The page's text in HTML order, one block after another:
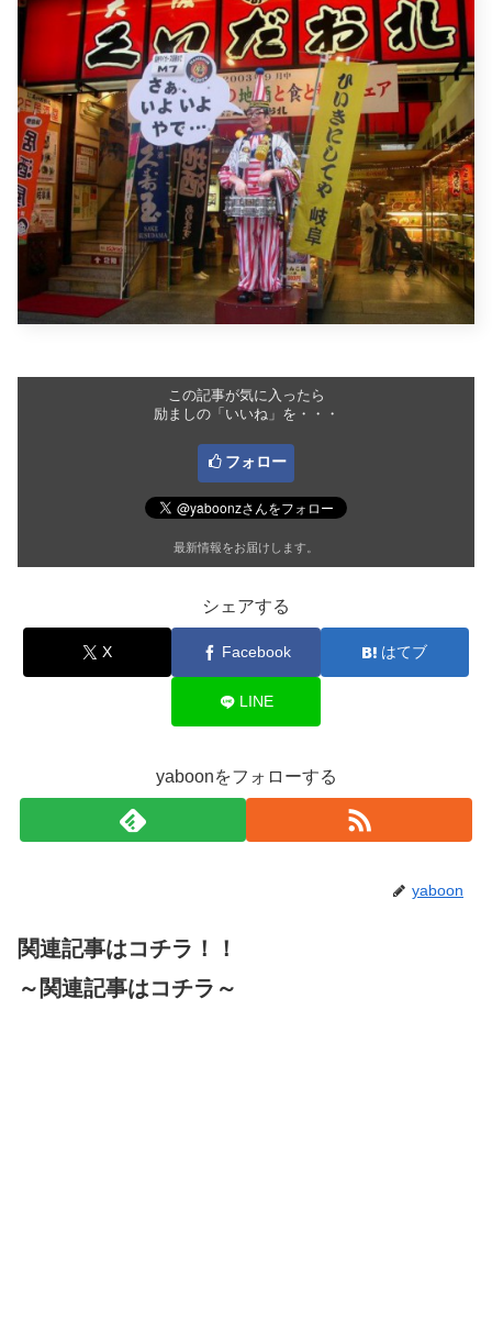
この記事が気に入ったら
励ましの「いいね」を・・・
フォロー
最新情報をお届けします。
シェアする
X Facebook はてブ
LINE
yaboonをフォローする
yaboon
関連記事はコチラ！！
～関連記事はコチラ～